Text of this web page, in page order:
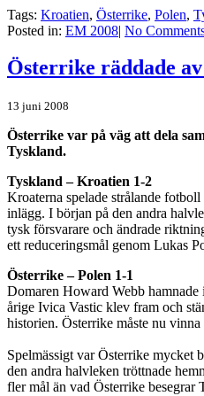
Tags: Kroatien, Österrike, Polen,
Posted in: EM 2008| No
Österrike räddade
13 juni 2008
Österrike var på väg att dela
Tyskland.
Tyskland – Kroatien 1-2
Kroaterna spelade strålande
inlägg. I början på den andra
tysk försvarare och ändrade
ett reduceringsmål genom Lukas
Österrike – Polen 1-1
Domaren Howard Webb hamnade
årige Ivica Vastic klev fram och
historien. Österrike måste nu
Spelmässigt var Österrike mycket
den andra halvleken tröttnade
fler mål än vad Österrike besegrar